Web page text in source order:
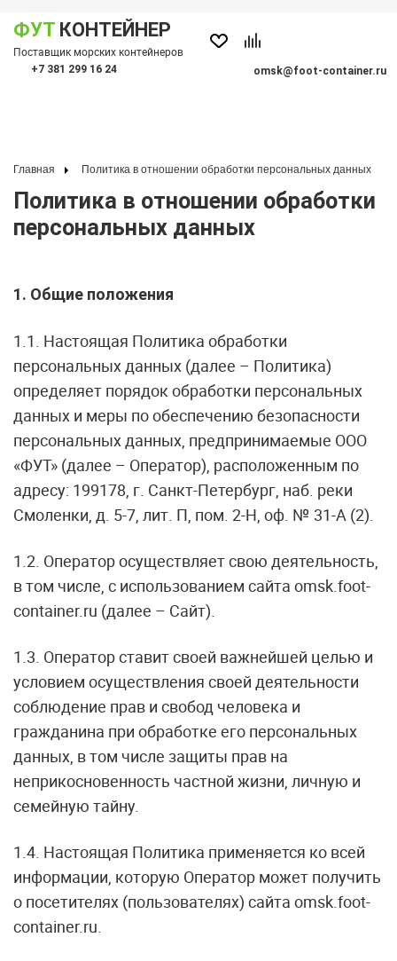
ФУТ КОНТЕЙНЕР
Поставщик морских контейнеров
+7 381 299 16 24 omsk@foot-container.ru
Главная Политика в отношении обработки персональных данных
Политика в отношении обработки
персональных данных
1. Общие положения
1.1. Настоящая Политика обработки
персональных данных (далее – Политика)
определяет порядок обработки персональных
данных и меры по обеспечению безопасности
персональных данных, предпринимаемые ООО
«ФУТ» (далее – Оператор), расположенным по
адресу: 199178, г. Санкт-Петербург, наб. реки
Смоленки, д. 5-7, лит. П, пом. 2-Н, оф. № 31-А (2).
1.2. Оператор осуществляет свою деятельность,
в том числе, с использованием сайта omsk.foot-
container.ru (далее – Сайт).
1.3. Оператор ставит своей важнейшей целью и
условием осуществления своей деятельности
соблюдение прав и свобод человека и
гражданина при обработке его персональных
данных, в том числе защиты прав на
неприкосновенность частной жизни, личную и
семейную тайну.
1.4. Настоящая Политика применяется ко всей
информации, которую Оператор может получить
о посетителях (пользователях) сайта omsk.foot-
container.ru.
меню